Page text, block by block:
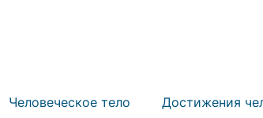
Человеческое тело Достижения